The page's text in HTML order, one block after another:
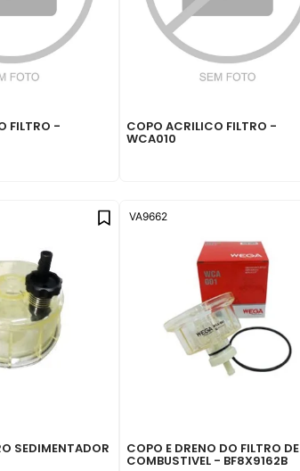
FILTRO - COPO ACRILICO FILTRO -
WCA010
SEDIMENTADOR COPO E DRENO DO FILTRO DE
COMBUSTIVEL - BF8X9162B
VA9662